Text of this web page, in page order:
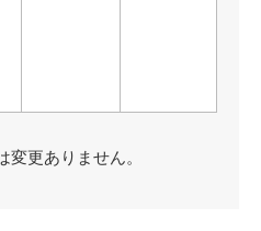
更ありません。